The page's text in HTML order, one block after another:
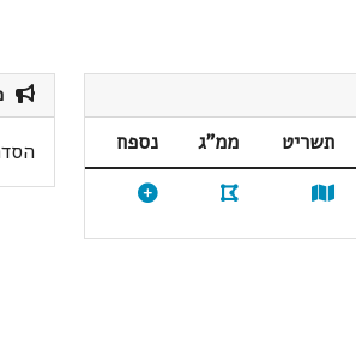
תשריט ממ"ג
נספח